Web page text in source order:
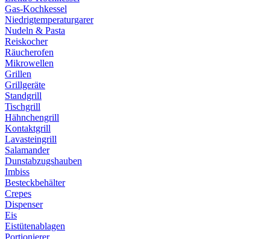
Gas-Kochkessel
Niedrigtemperaturgarer
Nudeln & Pasta
Reiskocher
Räucherofen
Mikrowellen
Grillen
Grillgeräte
Standgrill
Tischgrill
Hähnchengrill
Kontaktgrill
Lavasteingrill
Salamander
Dunstabzugshauben
Imbiss
Besteckbehälter
Crepes
Dispenser
Eis
Eistütenablagen
Portionierer